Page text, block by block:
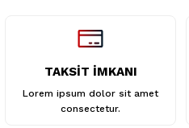
TAKSİT İMKANI
Lorem ipsum dolor sit amet
consectetur.